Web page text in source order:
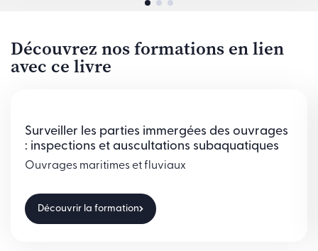
Découvrez nos formations en lien
avec ce livre
Surveiller les parties immergées des ouvrages
: inspections et auscultations subaquatiques
Ouvrages maritimes et fluviaux
Découvrir la formation